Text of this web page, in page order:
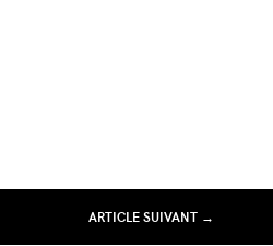
ARTICLE SUIVANT →